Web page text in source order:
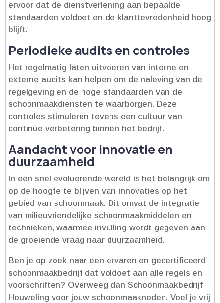
ervoor dat de dienstverlening aan bepaalde
standaarden voldoet en de klanttevredenheid hoog
blijft.​
Periodieke audits en controles
Het regelmatig laten uitvoeren van interne en
externe audits kan helpen om de naleving van de
regelgeving en de hoge standaarden van de
schoonmaakdiensten te waarborgen.​ Deze
controles stimuleren tevens een cultuur van
continue verbetering binnen het bedrijf.​
Aandacht voor innovatie en
duurzaamheid
In een snel evoluerende wereld is het belangrijk om
op de hoogte te blijven van innovaties op het
gebied van schoonmaak.​ Dit omvat de integratie
van milieuvriendelijke schoonmaakmiddelen en
technieken, waarmee invulling wordt gegeven aan
de groeiende vraag naar duurzaamheid.​
Ben je op zoek naar een ervaren en gecertificeerd
schoonmaakbedrijf dat voldoet aan alle regels en
voorschriften? Overweeg dan Schoonmaakbedrijf
Houweling voor jouw schoonmaaknoden.​ Voel je vrij